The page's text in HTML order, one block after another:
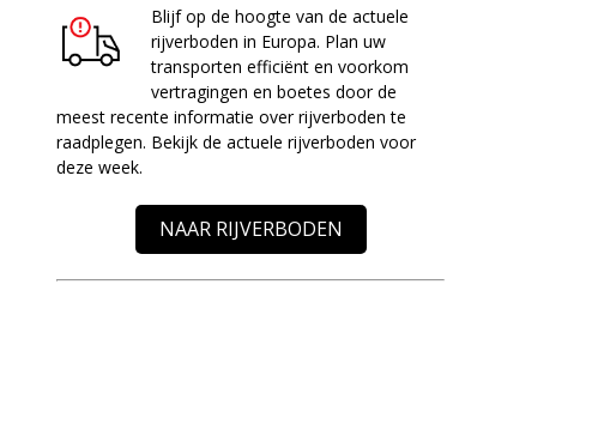
Blijf op de hoogte van de actuele
rijverboden in Europa. Plan uw
transporten efficiënt en voorkom
vertragingen en boetes door de
meest recente informatie over rijverboden te
raadplegen. Bekijk de actuele rijverboden voor
deze week.
NAAR RIJVERBODEN